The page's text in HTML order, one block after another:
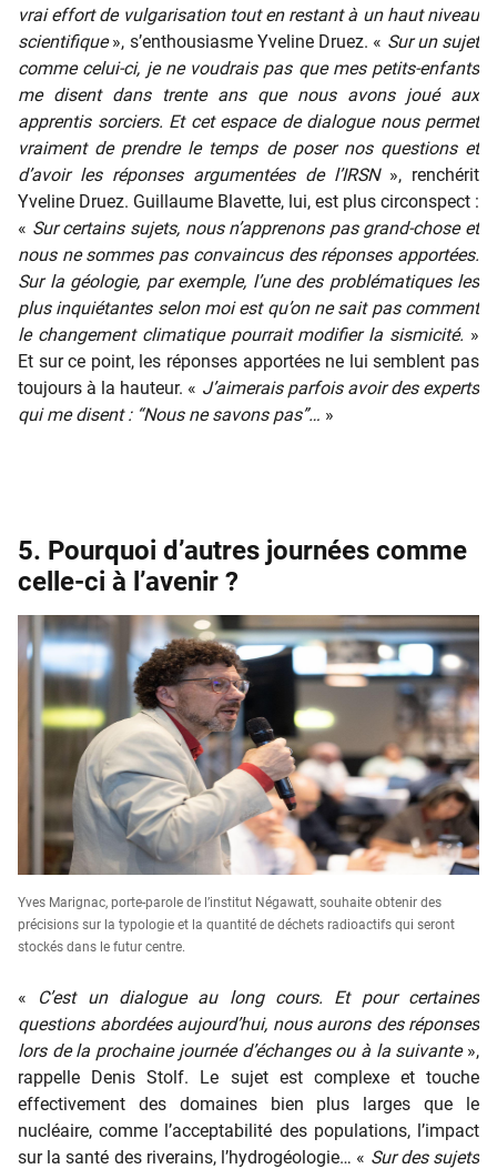
vrai effort de vulgarisation tout en restant à un haut niveau
scientifique», s’enthousiasme Yveline Druez. « Sur un sujet
comme celui-ci, je ne voudrais pas que mes petits-enfants
me disent dans trente ans que nous avons joué aux
apprentis sorciers. Et cet espace de dialogue nous permet
vraiment de prendre le temps de poser nos questions et
d’avoir les réponses argumentées de l’IRSN», renchérit
Yveline Druez. Guillaume Blavette, lui, est plus circonspect :
« Sur certains sujets, nous n’apprenons pas grand-chose et
nous ne sommes pas convaincus des réponses apportées.
Sur la géologie, par exemple, l’une des problématiques les
plus inquiétantes selon moi est qu’on ne sait pas comment
le changement climatique pourrait modifier la sismicité. »
Et sur ce point, les réponses apportées ne lui semblent pas
toujours à la hauteur. « J’aimerais parfois avoir des experts
qui me disent : “Nous ne savons pas”… »
5. Pourquoi d’autres journées comme
celle-ci à l’avenir ?
Yves Marignac, porte-parole de l’institut Négawatt, souhaite obtenir des
précisions sur la typologie et la quantité de déchets radioactifs qui seront
stockés dans le futur centre.
« C’est un dialogue au long cours. Et pour certaines
questions abordées aujourd’hui, nous aurons des réponses
lors de la prochaine journée d’échanges ou à la suivante»,
rappelle Denis Stolf. Le sujet est complexe et touche
effectivement des domaines bien plus larges que le
nucléaire, comme l’acceptabilité des populations, l’impact
sur la santé des riverains, l’hydrogéologie… « Sur des sujets